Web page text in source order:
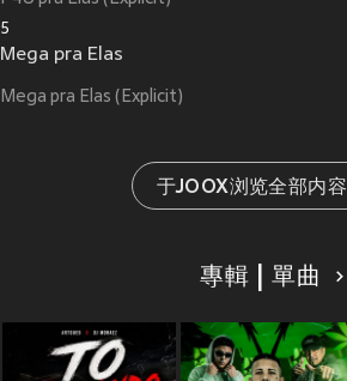
5
Mega pra Elas
Mega pra Elas (Explicit)
于JOOX浏览全部内容
專輯 | 單曲